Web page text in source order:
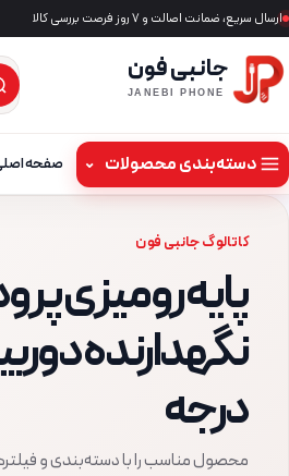
ارسال سریع، ضمانت اصالت و ۷ روز فرصت بررسی کالا
جانبی فون
JANEBI PHONE
دسته‌بندی محصولات ⌄ صفحه
کاتالوگ جانبی فون
درجه
محصول مناسب را با دسته‌بندی و